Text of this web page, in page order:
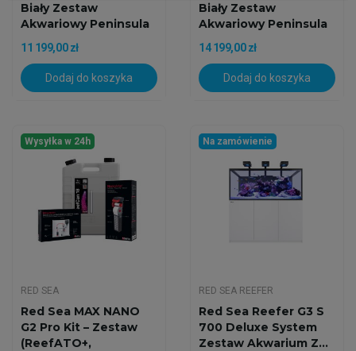
Biały Zestaw
Akwariowy Peninsula
11 199,00 zł
Dodaj do koszyka
Biały Zestaw
Akwariowy Peninsula
14 199,00 zł
Dodaj do koszyka
Wysyłka w 24h
RED SEA
Red Sea MAX NANO
G2 Pro Kit – Zestaw
(ReefATO+,
Na zamówienie
RED SEA REEFER
Red Sea Reefer G3 S
700 Deluxe System
Zestaw Akwarium Z...